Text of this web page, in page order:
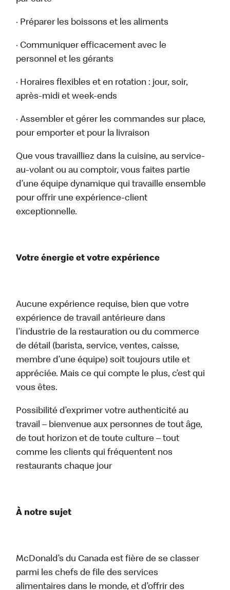
· Préparer les boissons et les aliments
· Communiquer efficacement avec le
personnel et les gérants
· Horaires flexibles et en rotation : jour, soir,
après-midi et week-ends
· Assembler et gérer les commandes sur place,
pour emporter et pour la livraison
Que vous travailliez dans la cuisine, au service-
au-volant ou au comptoir, vous faites partie
d’une équipe dynamique qui travaille ensemble
pour offrir une expérience-client
exceptionnelle.
Votre énergie et votre expérience
Aucune expérience requise, bien que votre
expérience de travail antérieure dans
l’industrie de la restauration ou du commerce
de détail (barista, service, ventes, caisse,
membre d’une équipe) soit toujours utile et
appréciée. Mais ce qui compte le plus, c’est qui
vous êtes.
Possibilité d’exprimer votre authenticité au
travail – bienvenue aux personnes de tout âge,
de tout horizon et de toute culture – tout
comme les clients qui fréquentent nos
restaurants chaque jour
À notre sujet
McDonald’s du Canada est fière de se classer
parmi les chefs de file des services
alimentaires dans le monde, et d’offrir des